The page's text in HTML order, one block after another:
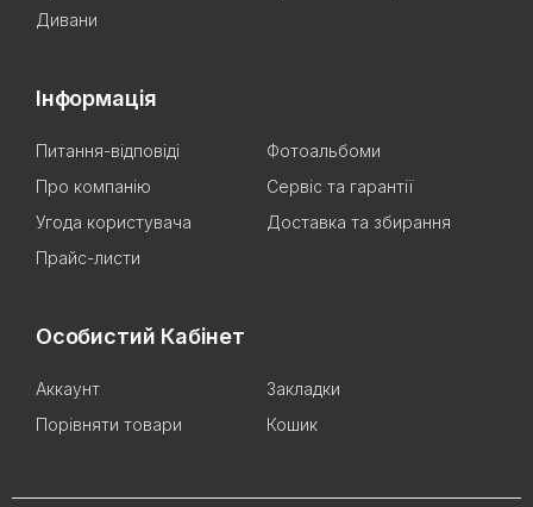
Дивани
Інформація
Питання-відповіді
Фотоальбоми
Про компанію
Сервіс та гарантії
Угода користувача
Доставка та збирання
Прайс-листи
Особистий Кабінет
Аккаунт
Закладки
Порівняти товари
Кошик